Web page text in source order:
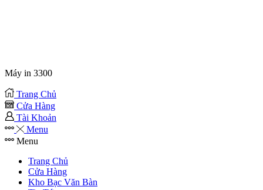
Máy in 3300
Trang Chủ
Cửa Hàng
Tài Khoản
Menu
Menu
Trang Chủ
Cửa Hàng
Kho Bạc Văn Bàn